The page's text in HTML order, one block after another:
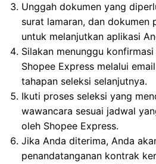
Unggah dokumen yang
surat lamaran, dan dokumen
untuk melanjutkan aplikasi
Silakan menunggu
Shopee Express melalui
tahapan seleksi selanjutnya.
Ikuti proses seleksi yang
wawancara sesuai jadwal
oleh Shopee Express.
Jika Anda diterima, Anda
penandatanganan kontrak